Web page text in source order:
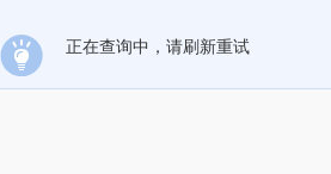
正在查询中，请刷新重试